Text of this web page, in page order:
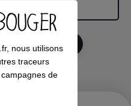
MOT DE PASSE
nous utilisons
traceurs
de